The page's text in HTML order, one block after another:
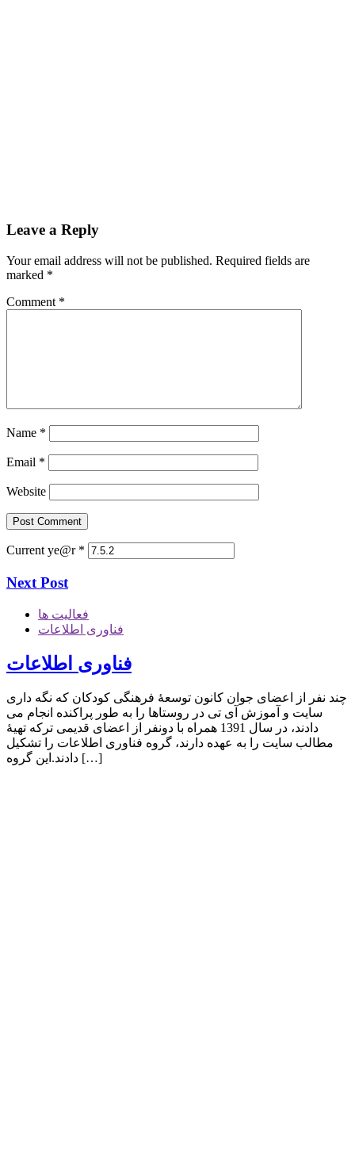
Leave a Reply
Your email address will not be published. Required fields are
marked *
Comment *
Name *
Email *
Website
Current ye@r *
Next Post
فعالیت ها
فناوری اطلاعات
فناوری اطلاعات
چند نفر از اعضای جوان کانون توسعۀ فرهنگی کودکان که نگه داری
سایت و آموزش آی تی در روستاها را به طور پراکنده انجام می
دادند، در سال 1391 همراه با دونفر از اعضای قدیمی ترکه تهیۀ
مطالب سایت را به عهده دارند، گروه فناوری اطلاعات را تشکیل
دادند.این گروه […]